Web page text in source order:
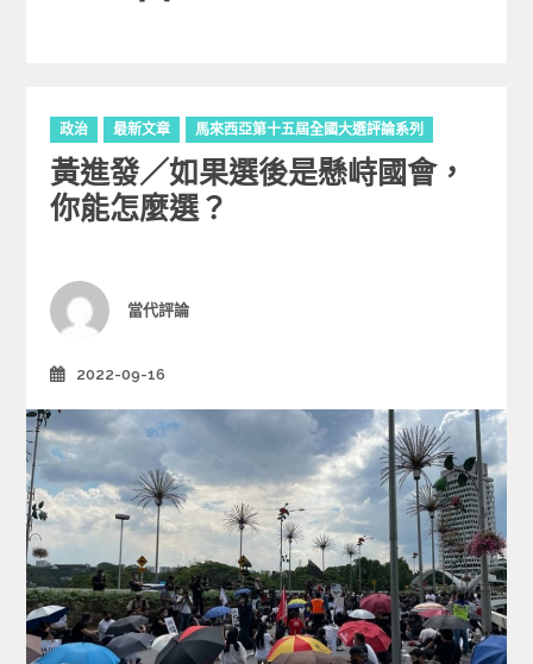
C
a
t
e
g
i
e
政治 最新文章 馬來西亞第十五屆全國大選評論系列
黃進發／如果選後是懸峙國會，
你能怎麼選？
Author
當代評論
2022-09-16